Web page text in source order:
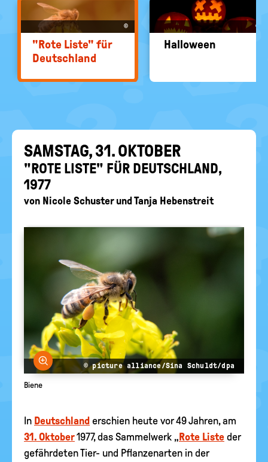
Bildung
/
©
"Rote Liste" für
Deutsch­land
©
Hal­lo­ween
SAMS­TAG, 31. OK­TO­BER
"ROTE LISTE" FÜR DEUTSCH­LAND,
1977
von Nicole Schusterund Tanja Hebenstreit
Bild vergrößern
© picture alliance/Sina Schuldt/dpa
Biene
In Deutschland erschien heute vor 49 Jahren, am
31. Oktober1977, das Sammelwerk „ Rote Liste der
gefährdeten Tier- und Pflanzenarten in der